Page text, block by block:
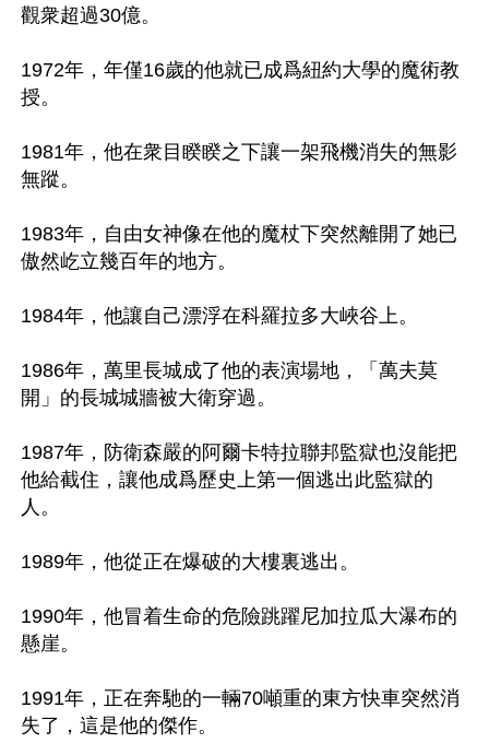
觀衆超過30億。
1972年，年僅16歲的他就已成爲紐約大學的魔術教
授。
1981年，他在衆目睽睽之下讓一架飛機消失的無影
無蹤。
1983年，自由女神像在他的魔杖下突然離開了她已
傲然屹立幾百年的地方。
1984年，他讓自己漂浮在科羅拉多大峽谷上。
1986年，萬里長城成了他的表演場地，「萬夫莫
開」的長城城牆被大衛穿過。
1987年，防衛森嚴的阿爾卡特拉聯邦監獄也沒能把
他給截住，讓他成爲歷史上第一個逃出此監獄的
人。
1989年，他從正在爆破的大樓裏逃出。
1990年，他冒着生命的危險跳躍尼加拉瓜大瀑布的
懸崖。
1991年，正在奔馳的一輛70噸重的東方快車突然消
失了，這是他的傑作。